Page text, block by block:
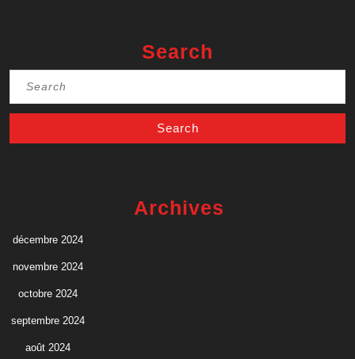
Search
Archives
décembre 2024
novembre 2024
octobre 2024
septembre 2024
août 2024